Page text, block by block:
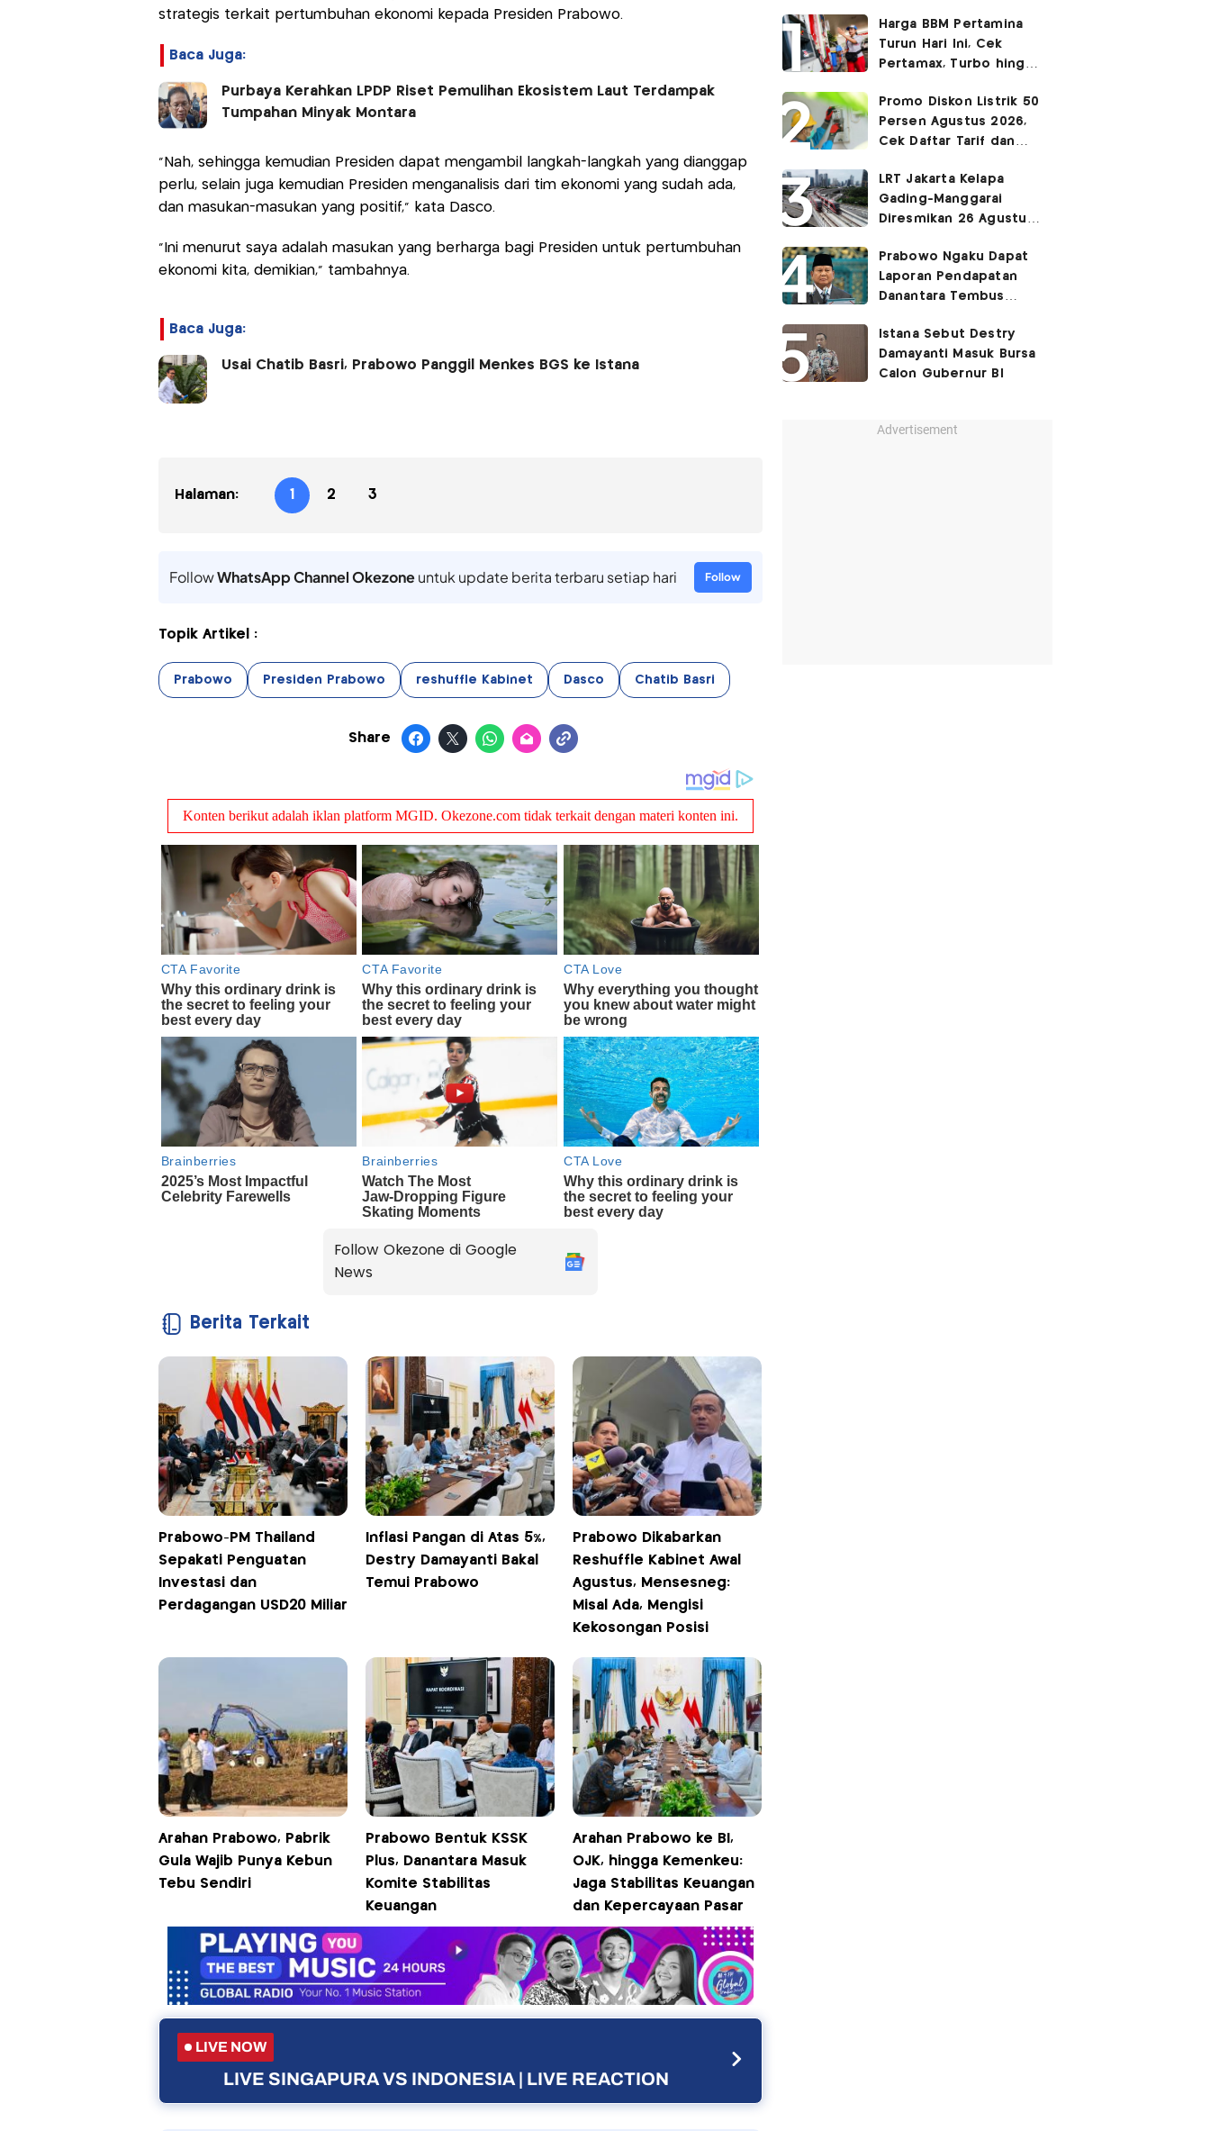
strategis terkait pertumbuhan ekonomi kepada Presiden Prabowo.
Baca Juga:
Purbaya Kerahkan LPDP Riset Pemulihan Ekosistem Laut Terdampak
Tumpahan Minyak Montara
"Nah, sehingga kemudian Presiden dapat mengambil langkah-langkah yang dianggap
perlu, selain juga kemudian Presiden menganalisis dari tim ekonomi yang sudah ada,
dan masukan-masukan yang positif," kata Dasco.
"Ini menurut saya adalah masukan yang berharga bagi Presiden untuk pertumbuhan
ekonomi kita, demikian," tambahnya.
Baca Juga:
Usai Chatib Basri, Prabowo Panggil Menkes BGS ke Istana
Halaman: 1 2 3
FollowWhatsApp Channel Okezoneuntuk update berita terbaru setiap hari Follow
Topik Artikel :
Prabowo Presiden Prabowo reshuffle Kabinet Dasco Chatib Basri
Share
Follow Okezone di Google
News
Berita Terkait
Prabowo-PM Thailand
Sepakati Penguatan
Investasi dan
Perdagangan USD20 Miliar
Inflasi Pangan di Atas 5%,
Destry Damayanti Bakal
Temui Prabowo
Prabowo Dikabarkan
Reshuffle Kabinet Awal
Agustus, Mensesneg:
Misal Ada, Mengisi
Kekosongan Posisi
Arahan Prabowo, Pabrik
Gula Wajib Punya Kebun
Tebu Sendiri
Prabowo Bentuk KSSK
Plus, Danantara Masuk
Komite Stabilitas
Keuangan
Arahan Prabowo ke BI,
OJK, hingga Kemenkeu:
Jaga Stabilitas Keuangan
dan Kepercayaan Pasar
LIVE NOW
LIVE SINGAPURA VS INDONESIA | LIVE REACTION
Harga BBM Pertamina
Turun Hari Ini, Cek
Pertamax, Turbo hingga
2026
Promo Diskon Listrik 50
Persen Agustus 2026,
Cek Daftar Tarif dan
LRT Jakarta Kelapa
Gading-Manggarai
Diresmikan 26 Agustus
Prabowo Ngaku Dapat
Laporan Pendapatan
Danantara Tembus
Istana Sebut Destry
Damayanti Masuk Bursa
Calon Gubernur BI
Advertisement